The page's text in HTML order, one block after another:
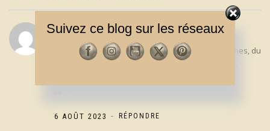
SAM
Décidément, ce titre « Layla » collectionne les drames, du
peintre au co-auteur en passant par l’interprète …
6 AOÛT 2023 - RÉPONDRE
Suivez ce blog sur les réseaux